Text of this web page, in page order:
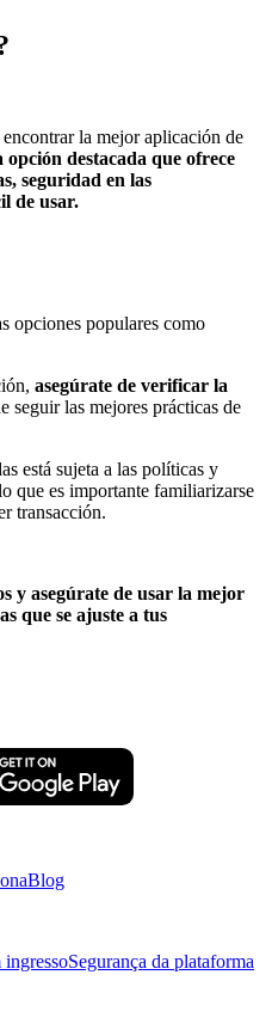
la mejor aplicación de
opción destacada que ofrece
seguridad en las
de usar.
opciones populares como
asegúrate de verificar la
seguir las mejores prácticas de
está sujeta a las políticas y
que es importante familiarizarse
transacción.
y asegúrate de usar la mejor
que se ajuste a tus
Blog
Segurança da plataforma